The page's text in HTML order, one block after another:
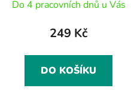
Do 4 pracovních dnů u Vás
249 Kč
DO KOŠÍKU